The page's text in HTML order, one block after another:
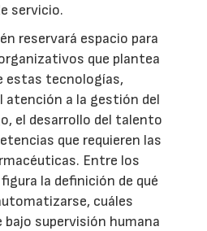
servicio.
reservará espacio para
que plantea
estas tecnologías,
atención a la gestión del
el desarrollo del talento
que requieren las
Entre los
la definición de qué
cuáles
supervisión humana